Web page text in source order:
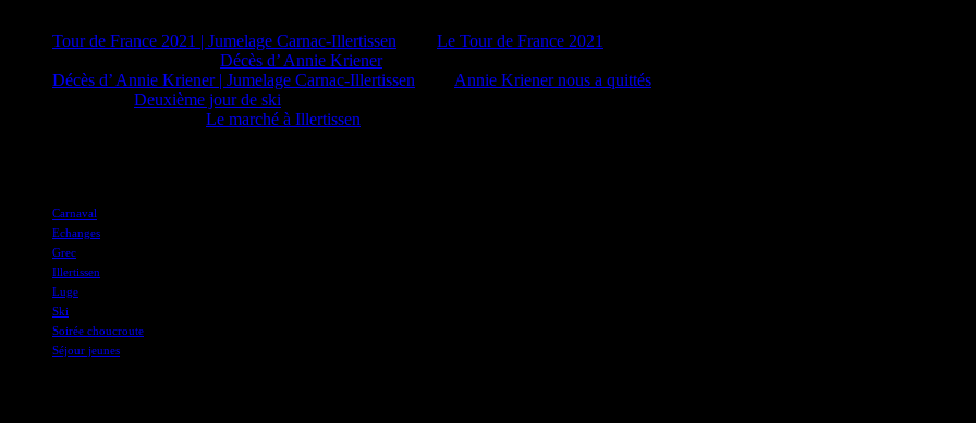
Tour de France 2021 | Jumelage Carnac-Illertissen
Le Tour de France 2021
Décès d’ Annie Kriener
Décès d’ Annie Kriener | Jumelage Carnac-Illertissen
Annie Kriener nous a quittés
Deuxième jour de ski
Le marché à Illertissen
Carnaval
Echanges
Grec
Illertissen
Luge
Ski
Soirée choucroute
Séjour jeunes